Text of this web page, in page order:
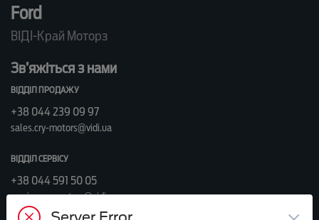
Ford
ВІДІ-Край Моторз
Зв’яжіться з нами
ВІДДІЛ ПРОДАЖУ
+38 044 239 09 97
sales.cry-motors@vidi.ua
ВІДДІЛ СЕРВІСУ
+38 044 591 50 05
service.cry-motors@vidi.ua